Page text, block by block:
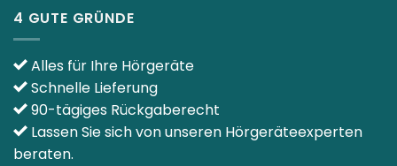
4 GUTE GRÜNDE
Alles für Ihre Hörgeräte
Schnelle Lieferung
90-tägiges Rückgaberecht
Lassen Sie sich von unseren Hörgeräteexperten
beraten.